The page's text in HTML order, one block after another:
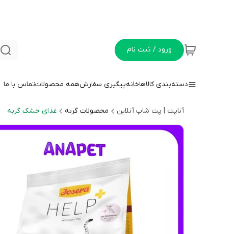
ورود / ثبت نام
دسته‌بندی کالاهاخانهپیگیری سفارشهمه محصولاتتماس با ما
آناپت | پت شاپ آنلاین محصولات گربه غذای خشک گربه